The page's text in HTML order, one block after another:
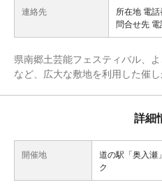
連絡先
所在地 電
問合せ先
県南郷土芸能フェスティバル、
など、広大な敷地を利用した催し
詳細
開催地
道の駅「奥入瀬
ク